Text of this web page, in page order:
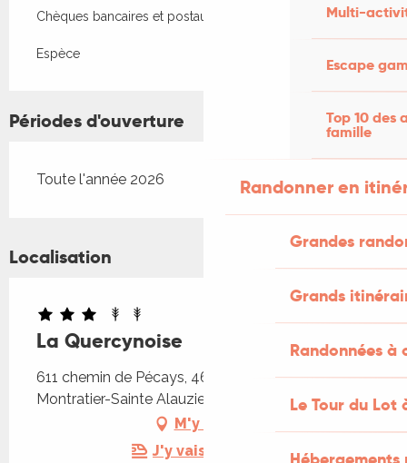
Multi-
Escape
Top 10 des
famille
Randonner en
Grandes
Grands
Randonnées
Le Tour du Lot
Chèques bancaires et postaux
Espèce
Périodes d'ouverture
Toute l'année 2026
Localisation
La Quercynoise
611 chemin de Pécays, 46170 Castelnau
Montratier-Sainte Alauzie
M'y rendre
J'y vais en train !